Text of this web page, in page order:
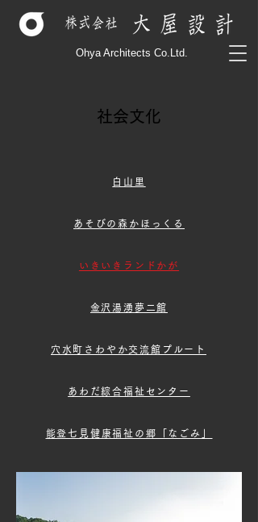
Ohya Architects Co.Ltd.
社会文化
白山里
あそびの森かほっくる
金沢湯湧夢二館
穴水町さわやか交流館プルート
あわだ綜合福祉センター
能登七見健康福祉の郷「なごみ」
いきいきランドかが